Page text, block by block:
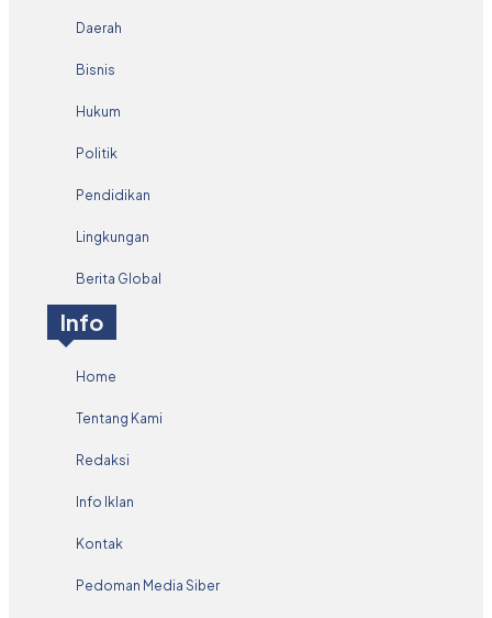
Daerah
Bisnis
Hukum
Politik
Pendidikan
Lingkungan
Berita Global
Info
Home
Tentang Kami
Redaksi
Info Iklan
Kontak
Pedoman Media Siber